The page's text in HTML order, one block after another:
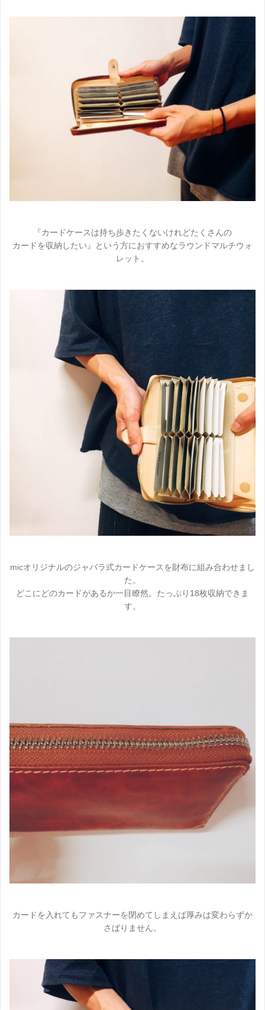
『カードケースは持ち歩きたくないけれどたくさんの
カードを収納したい』という方におすすめなラウンドマルチウォ
レット。
micオリジナルのジャバラ式カードケースを財布に組み合わせまし
た。
どこにどのカードがあるか一目瞭然。たっぷり18枚収納できま
す。
カードを入れてもファスナーを閉めてしまえば厚みは変わらずか
さばりません。